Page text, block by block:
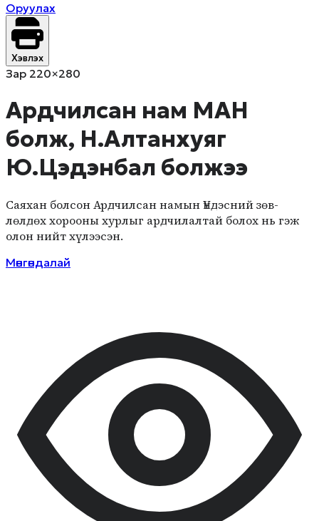
Оруулах
Хэвлэх
Зар 220×280
Ардчилсан нам МАН
болж, Н.Алтанхуяг
Ю.Цэдэнбал болжээ
Саяхан болсон Ард­чил­сан намын Үндэсний зөв­
лөлдөх хорооны хур­лыг ард­чилалтай болох нь гэж
олон нийт хүлээ­сэн.
Мөнгөндалай